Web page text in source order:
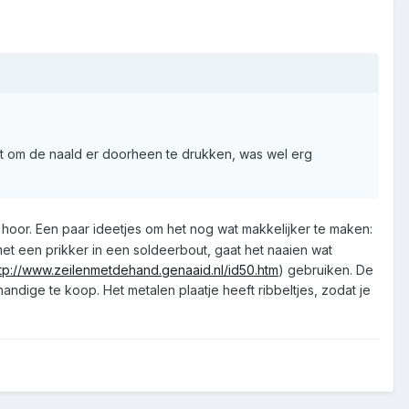
de naald er doorheen te drukken, was wel erg
Een paar ideetjes om het nog wat makkelijker te maken:
een prikker in een soldeerbout, gaat het naaien wat
www.zeilenmetdehand.genaaid.nl/id50.htm) gebruiken. De
te koop. Het metalen plaatje heeft ribbeltjes, zodat je